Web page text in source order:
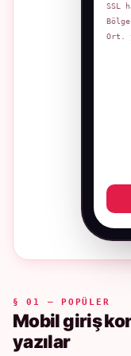
SSL
Bölge
Ort.
§ 01 — POPÜLER
Mobil giriş
yazılar